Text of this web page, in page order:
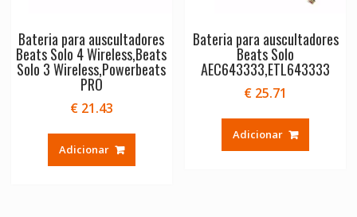
Bateria para auscultadores
Beats Solo 4 Wireless,Beats
Solo 3 Wireless,Powerbeats
PRO
€21.43
Adicionar
Bateria para auscultadores
Beats Solo
AEC643333,ETL643333
€ 25.71
Adicionar